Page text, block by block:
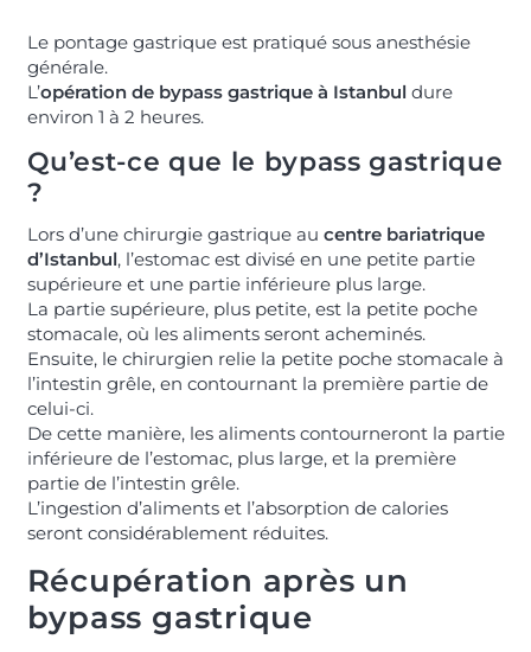
Le pontage gastrique est pratiqué sous anesthésie
générale.
L’opération de bypass gastrique à Istanbul dure
environ 1 à 2 heures.
Qu’est-ce que le bypass gastrique
?
Lors d’une chirurgie gastrique au centre bariatrique
d’Istanbul, l’estomac est divisé en une petite partie
supérieure et une partie inférieure plus large.
La partie supérieure, plus petite, est la petite poche
stomacale, où les aliments seront acheminés.
Ensuite, le chirurgien relie la petite poche stomacale à
l’intestin grêle, en contournant la première partie de
celui-ci.
De cette manière, les aliments contourneront la partie
inférieure de l’estomac, plus large, et la première
partie de l’intestin grêle.
L’ingestion d’aliments et l’absorption de calories
seront considérablement réduites.
Récupération après un
bypass gastrique